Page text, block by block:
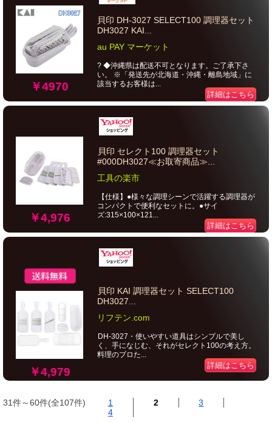
￥4970
貝印 DH-3027 SELECT100 調理器セット
DH3027 KAI...
au PAY マーケット
? ◆沖縄県は配送不可となります。ご了承下さ
い。 ※「発送先が北海道・沖縄・離島地域」に
該当するお客様は...
詳細はこちら
￥4,976
貝印 セレクト100 調理器セット
#000DH3027≪お取寄商品≫...
工具の楽市
【仕様】●様々な調理シーンで活躍する調理器が
コンパクトで便利なセットに。●サイ
ズ:315×100×121...
詳細はこちら
￥4,979
貝印 KAI 調理器セット SELECT100
DH3027...
リフテン.com
DH-3027・使いやすい道具はシンプルで美し
く、手になじむ、それがセレクト100の考え方。
料理のプロた...
詳細はこちら
31件～60件(全107件) 1 2
3
4